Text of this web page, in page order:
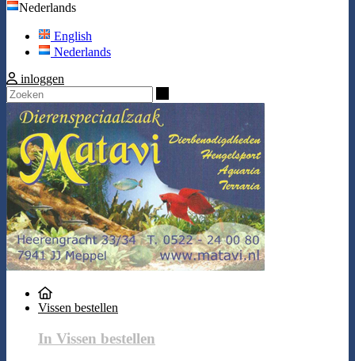
Nederlands
English
Nederlands
inloggen
Vissen bestellen
In Vissen bestellen